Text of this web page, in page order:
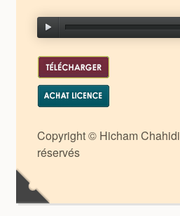
Copyright © Hicham
réservés